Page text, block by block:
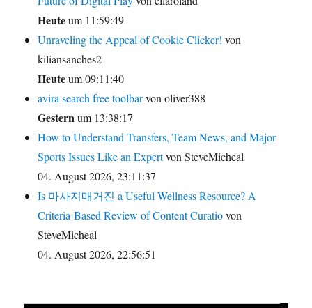
Heuteum 11:59:49
Unraveling the Appeal of Cookie Clicker! von
kiliansanches2
Heuteum 09:11:40
avira search free toolbarvon oliver388
Gesternum 13:38:17
How to Understand Transfers, Team News, and Major
Sports Issues Like an Expertvon SteveMicheal
04. August 2026, 23:11:37
Is 마사지매거진 a Useful Wellness Resource? A
Criteria-Based Review of Content Curatiovon
SteveMicheal
04. August 2026, 22:56:51